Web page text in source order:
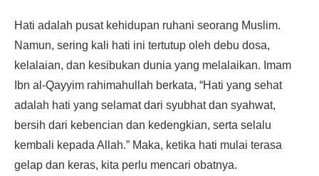
Hati adalah pusat kehidupan ruhani seorang Muslim.
Namun, sering kali hati ini tertutup oleh debu dosa,
kelalaian, dan kesibukan dunia yang melalaikan. Imam
Ibn al-Qayyim rahimahullah berkata, “Hati yang sehat
adalah hati yang selamat dari syubhat dan syahwat,
bersih dari kebencian dan kedengkian, serta selalu
kembali kepada Allah.” Maka, ketika hati mulai terasa
gelap dan keras, kita perlu mencari obatnya.